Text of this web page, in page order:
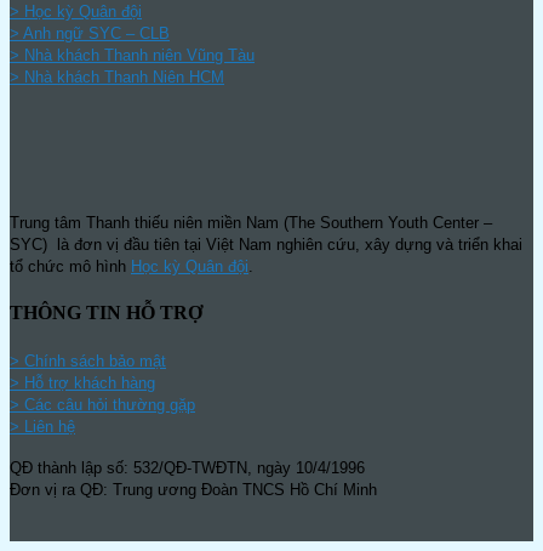
> Học kỳ Quân đội
> Anh ngữ SYC – CLB
> Nhà khách Thanh niên Vũng Tàu
> Nhà khách Thanh Niên HCM
Trung tâm Thanh thiếu niên miền Nam (The Southern Youth Center –
SYC) là đơn vị đầu tiên tại Việt Nam nghiên cứu, xây dựng và triển khai
tổ chức mô hình Học kỳ Quân đội
THÔNG TIN HỖ TRỢ
> Chính sách bảo mật
> Hỗ trợ khách hàng
> Các câu hỏi thường gặp
> Liên hệ
QĐ thành lập số: 532/QĐ-TWĐTN, ngày 10/4/1996
Đơn vị ra QĐ: Trung ương Đoàn TNCS Hồ Chí Minh